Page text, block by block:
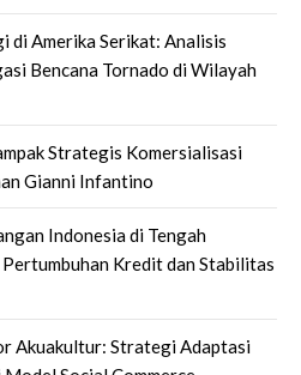
di Amerika Serikat: Analisis
Bencana Tornado di Wilayah
Strategis Komersialisasi
Gianni Infantino
Indonesia di Tengah
Kredit dan Stabilitas
Akuakultur: Strategi Adaptasi